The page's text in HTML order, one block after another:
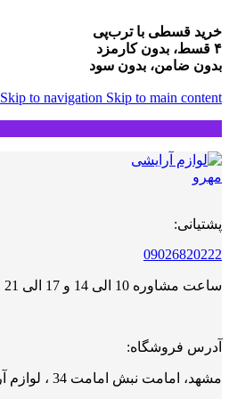
خرید قسطی با ترب‌پی
۴ قسط، بدون کارمزد
بدون ضامن، بدون سود
Skip to navigation Skip to main content
پشتیانی:
09026820222
ساعت مشاوره 10 الی 14 و 17 الی 21
آدرس فروشگاه:
مشهد، امامت نبش امامت 34 ، لوازم آرایش مهرو